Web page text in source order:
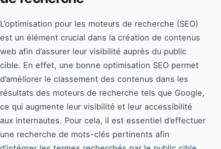
L’optimisation pour les moteurs de recherche (SEO)
est un élément crucial dans la création de contenus
web afin d’assurer leur visibilité auprès du public
cible. En effet, une bonne optimisation SEO permet
d’améliorer le classement des contenus dans les
résultats des moteurs de recherche tels que Google,
ce qui augmente leur visibilité et leur accessibilité
aux internautes. Pour cela, il est essentiel d’effectuer
une recherche de mots-clés pertinents afin